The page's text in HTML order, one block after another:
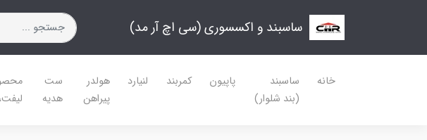
ساسبند و اکسسوری (سی اچ آر مد)
خانه
ساسبند
(بند شلوار)
پاپیون کمربند لنیارد
هولدر
پیراهن
ست
هدیه